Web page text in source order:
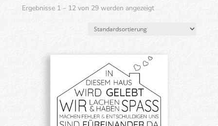
Ergebnisse 1 – 12 von 29 werden angezeigt